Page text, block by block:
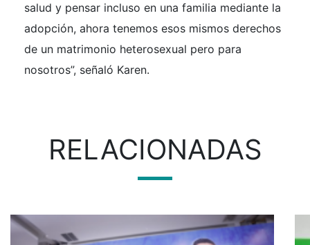
salud y pensar incluso en una familia mediante la
adopción, ahora tenemos esos mismos derechos
de un matrimonio heterosexual pero para
nosotros”, señaló Karen.
RELACIONADAS